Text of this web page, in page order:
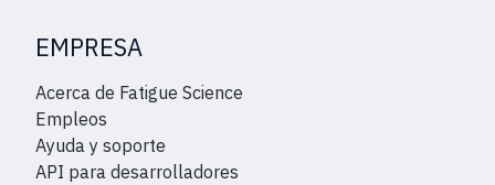
EMPRESA
Acerca de Fatigue Science
Empleos
Ayuda y soporte
API para desarrolladores